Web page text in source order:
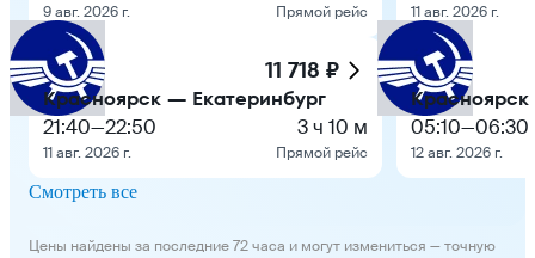
9 авг. 2026 г. Прямой рейс
11 718 ₽
Красноярск — Екатеринбург
21:40—22:50
11 авг. 2026 г.
3 ч 10 м
Прямой рейс
11 авг. 2026 г.
05:10—06:30
12 авг. 2026 г.
Смотреть все
Цены найдены за последние 72 часа и могут измениться — точную